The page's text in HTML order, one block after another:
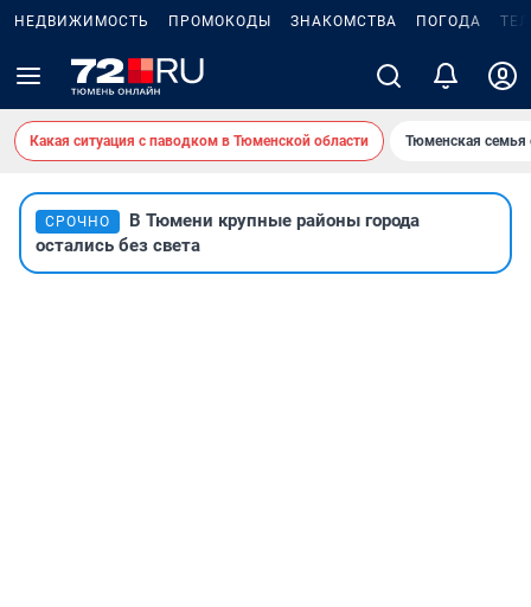
НЕДВИЖИМОСТЬ ПРОМОКОДЫ ЗНАКОМСТВА ПОГОДА
Какая ситуация с паводком в Тюменской области Тюменская семья
СРОЧНО
В Тюмени крупные районы города
остались без света